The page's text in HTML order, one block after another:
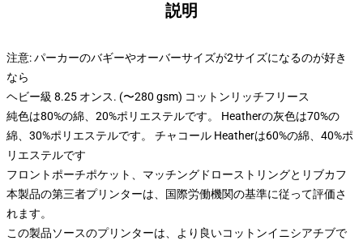
説明
注意: パーカーのバギーやオーバーサイズが2サイズになるのが好き
なら
ヘビー級 8.25 オンス. (〜280 gsm) コットンリッチフリース
純色は80%の綿、20%ポリエステルです。 Heatherの灰色は70%の
綿、30%ポリエステルです。 チャコール Heatherは60%の綿、40%ポ
リエステルです
フロントポーチポケット、マッチングドローストリングとリブカフ
本製品の第三者プリンターは、国際労働機関の基準に従って評価さ
れます。
この製品ソースのプリンターは、より良いコットンイニシアチブで